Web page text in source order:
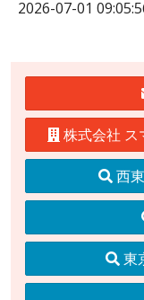
2026-07-01
株式会社 ス
西
東